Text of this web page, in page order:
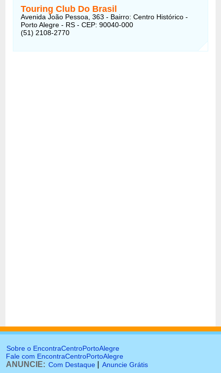
Touring Club Do Brasil
Avenida João Pessoa, 363 - Bairro: Centro Histórico -
Porto Alegre - RS - CEP: 90040-000
(51) 2108-2770
Sobre o EncontraCentroPortoAlegre
Fale com EncontraCentroPortoAlegre
ANUNCIE: Com Destaque Anuncie Grátis